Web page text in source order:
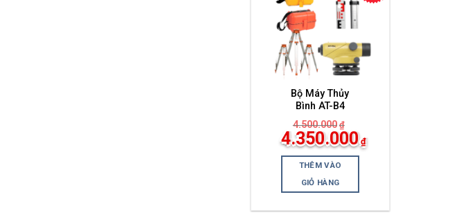
Bộ Máy Thủy
Bình AT-B4
4.500.000 ₫
Giá
gốc
là:
4.500.000₫.
4.350.000 ₫
Giá
hiện
tại
là:
4.350.000₫.
THÊM VÀO
GIỎ HÀNG